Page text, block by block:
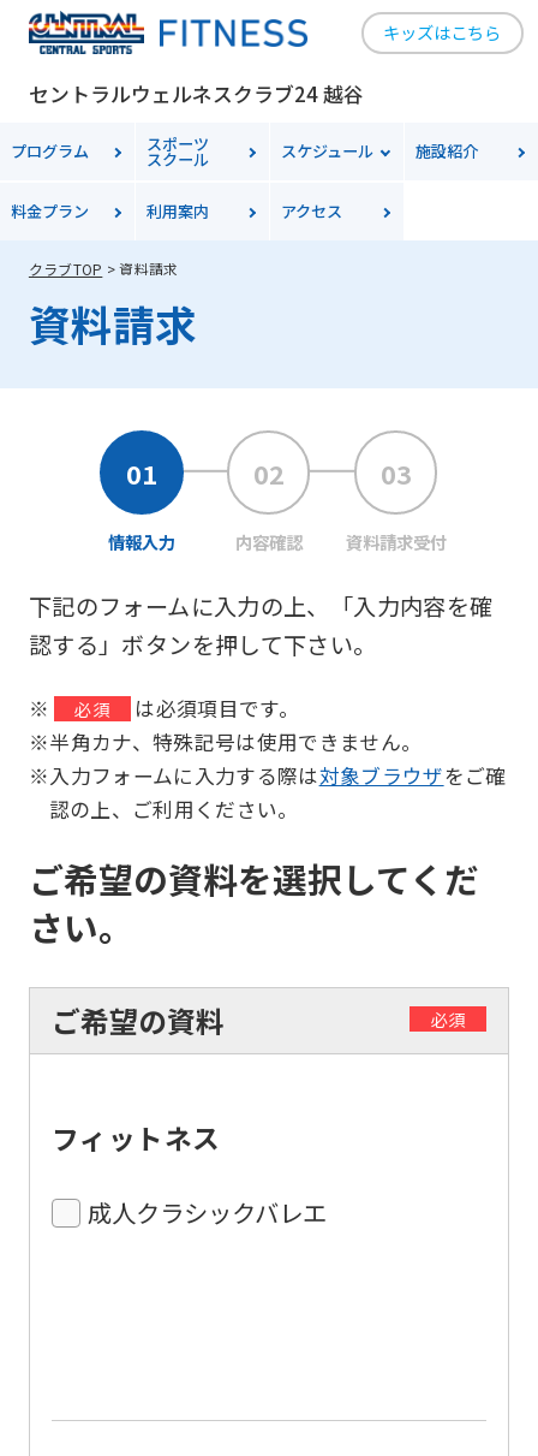
キッズはこちら
セントラルウェルネスクラブ24 越谷
プログラム スポーツ
スクール スケジュール 施設紹介
料金プラン 利用案内 アクセス
クラブTOP 資料請求
資料請求
情報入力 内容確認 資料請求受付
下記のフォームに入力の上、「入力内容を確
認する」ボタンを押して下さい。
※ 必須
は必須項目です。
※半角カナ、特殊記号は使用できません。
※入力フォームに入力する際は対象ブラウザをご確
認の上、ご利用ください。
ご希望の資料を選択してくだ
さい。
ご希望の資料 必須
フィットネス
成人クラシックバレエ